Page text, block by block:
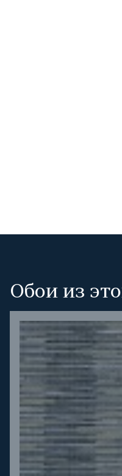
Обои из